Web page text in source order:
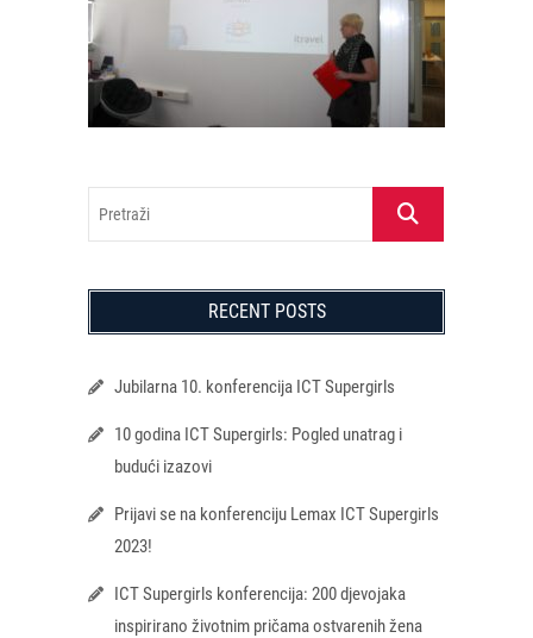
Pretraži
RECENT POSTS
Jubilarna 10. konferencija ICT Supergirls
10 godina ICT Supergirls: Pogled unatrag i
budući izazovi
Prijavi se na konferenciju Lemax ICT Supergirls
2023!
ICT Supergirls konferencija: 200 djevojaka
inspirirano životnim pričama ostvarenih žena